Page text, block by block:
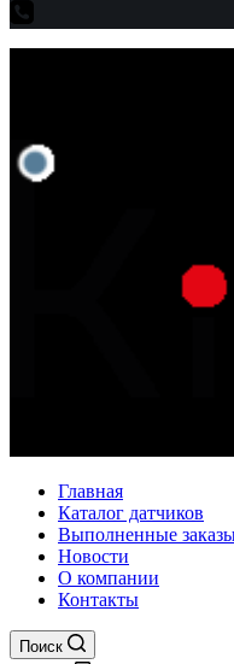
Главная
Каталог датчиков
Выполненные
Новости
О компании
Контакты
Поиск